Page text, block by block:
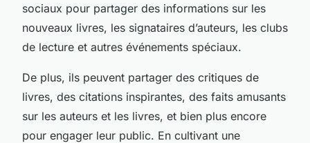
sociaux pour partager des informations sur les
nouveaux livres, les signataires d’auteurs, les clubs
de lecture et autres événements spéciaux.
De plus, ils peuvent partager des critiques de
livres, des citations inspirantes, des faits amusants
sur les auteurs et les livres, et bien plus encore
pour engager leur public. En cultivant une